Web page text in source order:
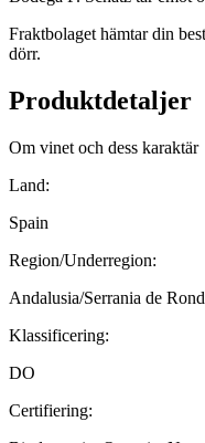
Fraktbolaget hämtar din
dörr.
Produktdetaljer
Om vinet och dess karaktär
Land:
Spain
Region/Underregion:
Andalusia/Serrania de
Klassificering:
DO
Certifiering: